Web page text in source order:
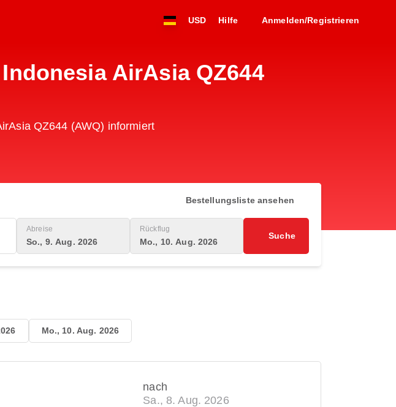
USD Hilfe Anmelden/Registrieren
AirAsia QZ644
QZ644 (AWQ) informiert
Bestellungsliste ansehen
Abreise
So., 9. Aug. 2026
Rückflug
Mo., 10. Aug. 2026
Suche
Mo., 10. Aug. 2026
nach
Sa., 8. Aug. 2026